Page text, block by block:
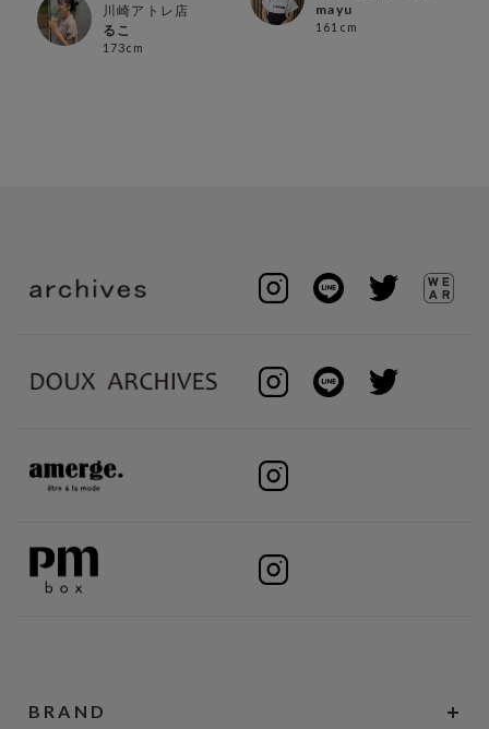
川崎アトレ店
るこ
173cm
mayu
161cm
BRAND